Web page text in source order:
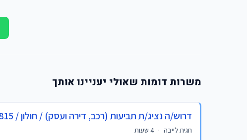
משרות דומות שאולי יעניינו אותך
דרוש/ה נציג/ת תביעות (רכב, דירה ועסק) / חולון / 1029815
חגית לייבה ·